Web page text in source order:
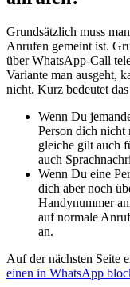
Grundsätzlich muss
Anrufen gemeint ist.
über WhatsApp-Call
Variante man ausgeht,
nicht. Kurz bedeutet
Wenn Du
Person dich
gleiche gilt auch
auch
Wenn Du eine
dich aber noch
Handynummer
auf normale
an.
Auf der nächsten Seite
einen in WhatsApp